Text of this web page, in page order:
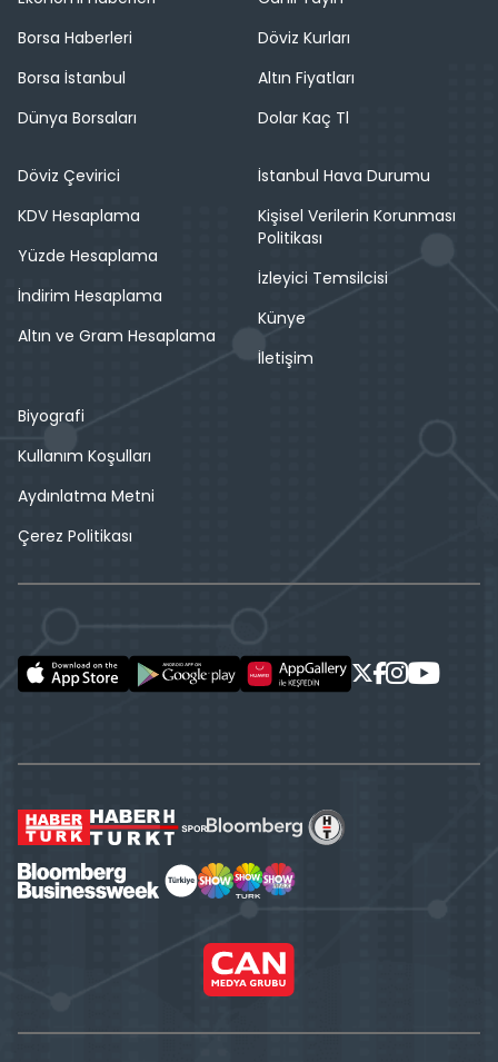
Borsa Haberleri
Borsa İstanbul
Dünya Borsaları
Döviz Kurları
Altın Fiyatları
Dolar Kaç Tl
Döviz Çevirici
KDV Hesaplama
Yüzde Hesaplama
İndirim Hesaplama
Altın ve Gram Hesaplama
İstanbul Hava Durumu
Kişisel Verilerin Korunması
Politikası
İzleyici Temsilcisi
Künye
İletişim
Biyografi
Kullanım Koşulları
Aydınlatma Metni
Çerez Politikası